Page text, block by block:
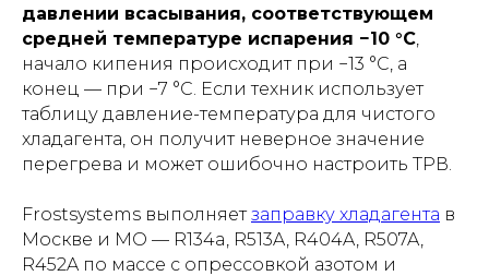
давлении всасывания, соответствующем
средней температуре испарения −10 °C,
начало кипения происходит при −13 °C, а
конец — при −7 °C. Если техник использует
таблицу давление-температура для чистого
хладагента, он получит неверное значение
перегрева и может ошибочно настроить ТРВ.
Frostsystems выполняетзаправку хладагента в
Москве и МО — R134a, R513A, R404A, R507A,
R452A по массе с опрессовкой азотом и